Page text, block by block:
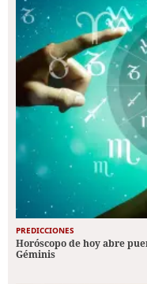
PREDICCIONES
Horóscopo de hoy abre
Géminis